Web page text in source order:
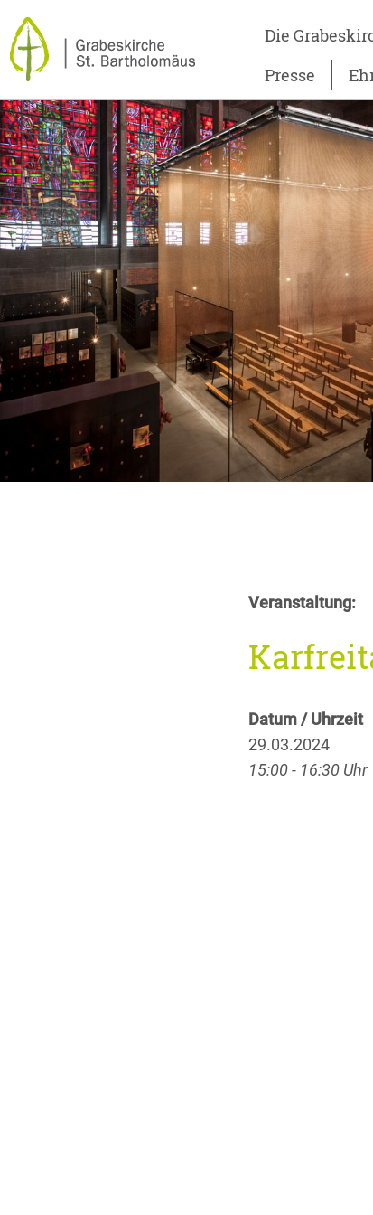
Die
Presse
Veranstaltung:
Datum / Uhrzeit
29.03.2024
15:00 - 16:30 Uhr